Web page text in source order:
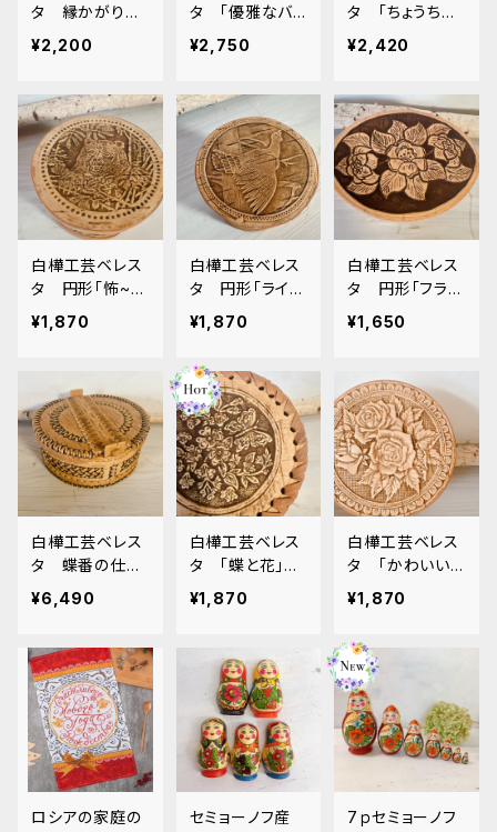
タ 縁かがり
「ローズ」 BE03
¥2,200
タ 「優雅なバ
¥2,750
タ 「ちょうちょ
うと可愛い実」7
¥2,420
白樺工芸ベレス
タ 円形「怖~い
くまさん」 高さ
¥1,870
白樺工芸ベレス
タ 円形「ライチ
ョウ」 高さ6cm
BE069
¥1,870
白樺工芸ベレス
タ 円形「フラワ
ーＢ」 高さ5.5
¥1,650
白樺工芸ベレス
タ 蝶番の仕切
りつき 両開き
¥6,490
白樺工芸ベレス
タ 「蝶と花」
高さ 5.5cm
直径１０ｃｍ BE
¥1,870
白樺工芸ベレス
タ 「かわいいバ
ラ」 BE036
¥1,870
ロシアの家庭の
セミョーノフ産
7ｐセミョーノフ